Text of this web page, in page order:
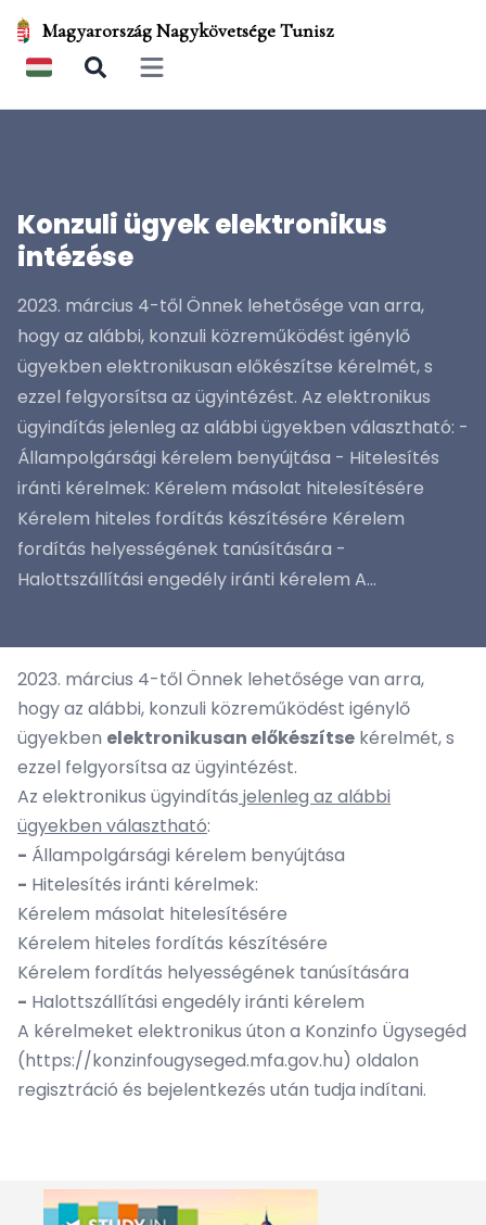
Magyarország Nagykövetsége Tunisz
Open main menu
Konzuli ügyek elektronikus
intézése
2023. március 4-től Önnek lehetősége van arra,
hogy az alábbi, konzuli közreműködést igénylő
ügyekben elektronikusan előkészítse kérelmét, s
ezzel felgyorsítsa az ügyintézést. Az elektronikus
ügyindítás jelenleg az alábbi ügyekben választható: -
Állampolgársági kérelem benyújtása - Hitelesítés
iránti kérelmek: Kérelem másolat hitelesítésére
Kérelem hiteles fordítás készítésére Kérelem
fordítás helyességének tanúsítására -
Halottszállítási engedély iránti kérelem A...
2023. március 4-től Önnek lehetősége van arra,
hogy az alábbi, konzuli közreműködést igénylő
ügyekben elektronikusan előkészítse kérelmét, s
ezzel felgyorsítsa az ügyintézést.
Az elektronikus ügyindítás jelenleg az alábbi
ügyekben választható:
- Állampolgársági kérelem benyújtása
- Hitelesítés iránti kérelmek:
Kérelem másolat hitelesítésére
Kérelem hiteles fordítás készítésére
Kérelem fordítás helyességének tanúsítására
- Halottszállítási engedély iránti kérelem
A kérelmeket elektronikus úton a Konzinfo Ügysegéd
(https://konzinfougyseged.mfa.gov.hu) oldalon
regisztráció és bejelentkezés után tudja indítani.